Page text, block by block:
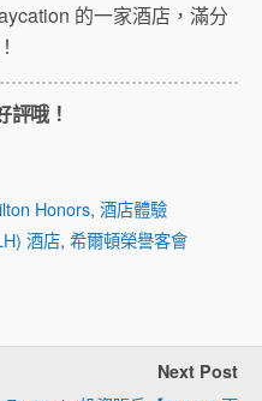
的一家酒店，滿分
評哦！
Honors, 酒店體驗
酒店, 希爾頓榮譽客會
Next Post